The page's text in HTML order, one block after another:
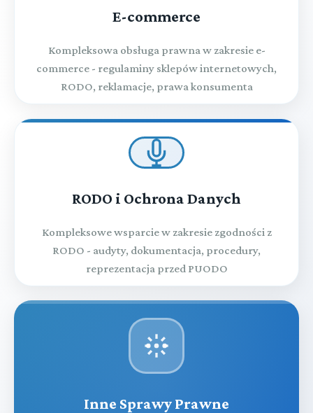
E-commerce
Kompleksowa obsługa prawna w zakresie e-
commerce - regulaminy sklepów internetowych,
RODO, reklamacje, prawa konsumenta
RODO i Ochrona Danych
Kompleksowe wsparcie w zakresie zgodności z
RODO - audyty, dokumentacja, procedury,
reprezentacja przed PUODO
Inne Sprawy Prawne